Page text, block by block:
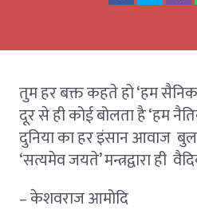
तुम हर बक्त कहते हो ‘हम
दूर से ही कोई बोलता है ‘हम
दुनिया का हर इंसान आवाज
‘सत्यमेव जयते’ मन्त्रद्वारा ही
– केशवराज आमोदि